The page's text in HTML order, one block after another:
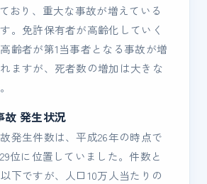
おり、重大な事故が増えている
。免許保有者が高齢化していく
齢者が第1当事者となる事故が増
ますが、死者数の増加は大きな
故 発生状況
発生件数は、平成26年の時点で
位に位置していました。件数と
下ですが、人口10万人当たりの